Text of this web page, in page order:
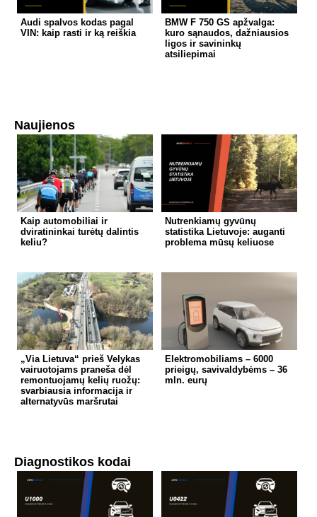
Audi spalvos kodas pagal
VIN: kaip rasti ir ką reiškia
BMW F 750 GS apžvalga:
kuro sąnaudos, dažniausios
ligos ir savininkų
atsiliepimai
Naujienos
Kaip automobiliai ir
dviratininkai turėtų dalintis
keliu?
Nutrenkiamų gyvūnų
statistika Lietuvoje: auganti
problema mūsų keliuose
„Via Lietuva“ prieš Velykas
vairuotojams praneša dėl
remontuojamų kelių ruožų:
svarbiausia informacija ir
alternatyvūs maršrutai
Elektromobiliams – 6000
prieigų, savivaldybėms – 36
mln. eurų
Diagnostikos kodai